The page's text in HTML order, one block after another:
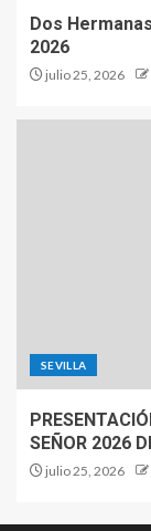
Dos
2026
julio 25, 2026
SEVILLA
SEÑOR 2026
julio 25, 2026